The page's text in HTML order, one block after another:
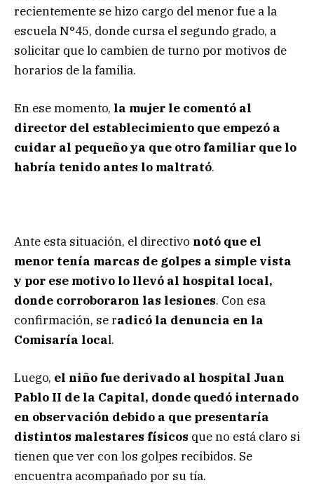
recientemente se hizo cargo del menor fue a la
escuela N°45, donde cursa el segundo grado, a
solicitar que lo cambien de turno por motivos de
horarios de la familia.
En ese momento, la mujer le comentó al
director del establecimiento que empezó a
cuidar al pequeño ya que otro familiar que lo
habría tenido antes lo maltrató.
Ante esta situación, el directivo notó que el
menor tenía marcas de golpes a simple vista
y por ese motivo lo llevó al hospital local,
donde corroboraron las lesiones. Con esa
confirmación, se radicó la denuncia en la
Comisaría local.
Luego, el niño fue derivado al hospital Juan
Pablo II de la Capital, donde quedó internado
en observación debido a que presentaría
distintos malestares físicos que no está claro si
tienen que ver con los golpes recibidos. Se
encuentra acompañado por su tía.